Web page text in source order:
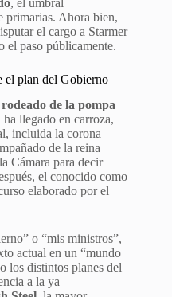
primarias. Ahora bien,
el cargo a Starmer
el paso públicamente.
el plan del Gobierno
rodeado de la pompa
llegado en carroza,
incluida la corona
de la reina
Cámara para decir
el conocido como
elaborado por el
o “mis ministros”,
actual en un “mundo
los distintos planes del
a la ya